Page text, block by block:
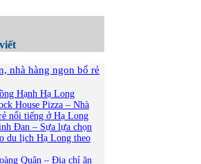
nhà hàng ngon bổ rẻ
Hạnh Hạ Long
House Pizza – Nhà
nổi tiếng ở Hạ Long
Đan – Sựa lựa chọn
du lịch Hạ Long theo
Quân – Địa chỉ ăn